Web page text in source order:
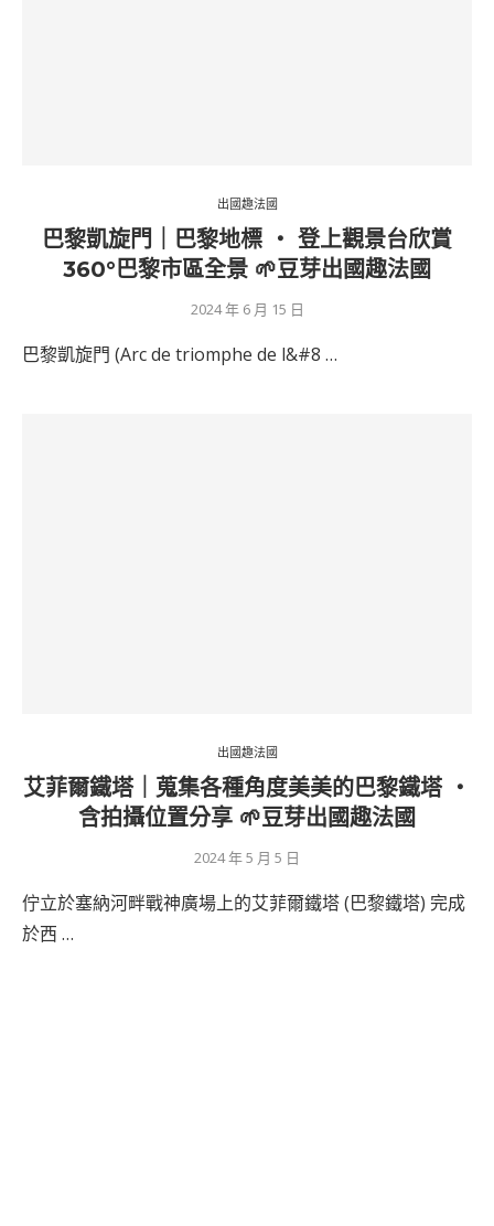
出國趣法國
巴黎凱旋門｜巴黎地標 ‧ 登上觀景台欣賞
360°巴黎市區全景 🌱豆芽出國趣法國
2024 年 6 月 15 日
巴黎凱旋門 (Arc de triomphe de l&#8 …
出國趣法國
艾菲爾鐵塔｜蒐集各種角度美美的巴黎鐵塔 ‧
含拍攝位置分享 🌱豆芽出國趣法國
2024 年 5 月 5 日
佇立於塞納河畔戰神廣場上的艾菲爾鐵塔 (巴黎鐵塔) 完成
於西 …